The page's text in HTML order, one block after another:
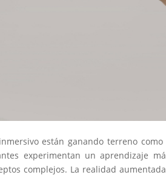
están ganando terreno
experimentan un aprendizaje
complejos. La realidad